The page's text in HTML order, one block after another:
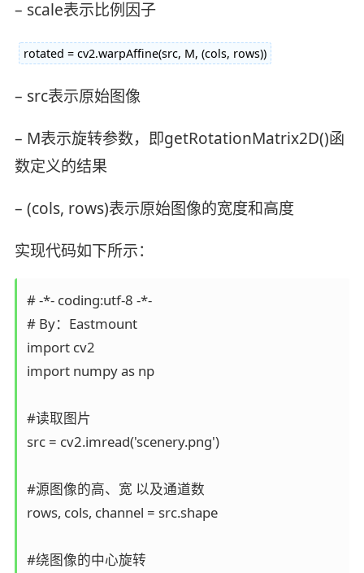
– scale表示比例因子
rotated = cv2.warpAffine(src, M, (cols, rows))
– src表示原始图像
– M表示旋转参数，即getRotationMatrix2D()函
数定义的结果
– (cols, rows)表示原始图像的宽度和高度
实现代码如下所示：
# -*- coding:utf-8 -*-
# By：Eastmount
import cv2
import numpy as np
#读取图片
src = cv2.imread('scenery.png')
#源图像的高、宽 以及通道数
rows, cols, channel = src.shape
#绕图像的中心旋转